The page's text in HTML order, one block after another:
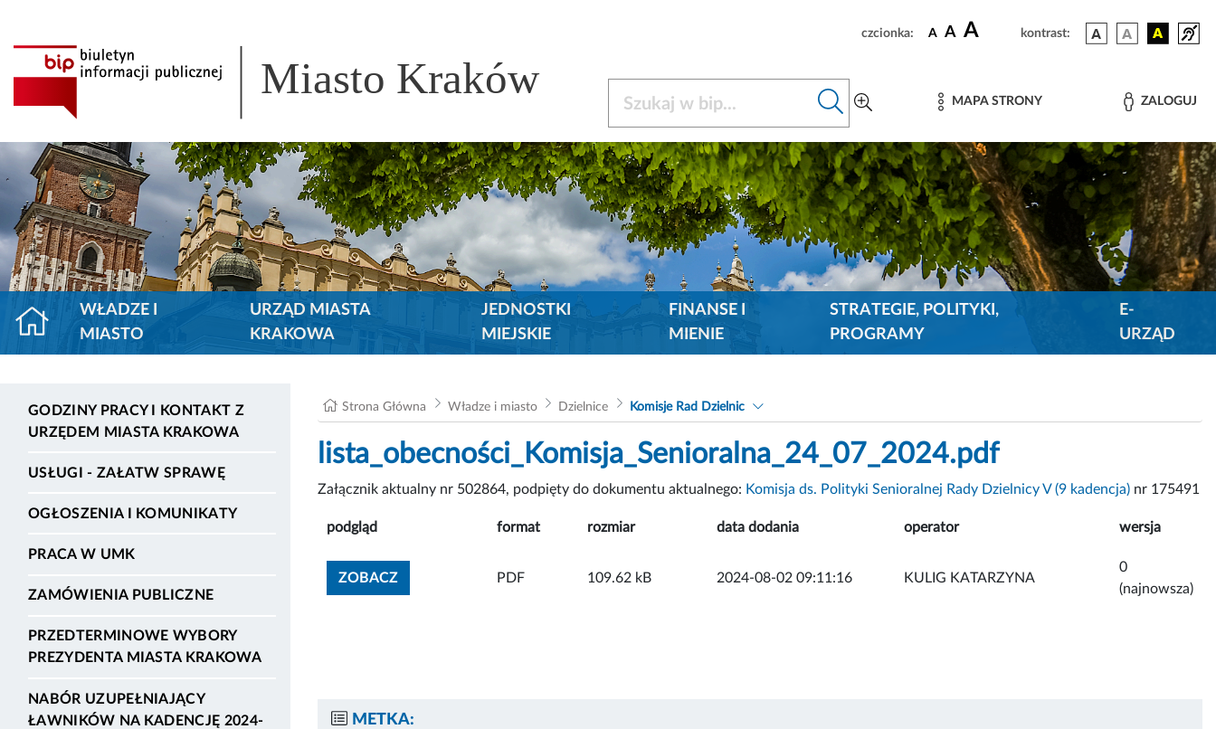
czcionka: A A A kontrast:
Miasto Kraków MAPA STRONY ZALOGUJ
WŁADZE I
MIASTO
URZĄD MIASTA
KRAKOWA
JEDNOSTKI
MIEJSKIE
FINANSE I
MIENIE
STRATEGIE, POLITYKI,
PROGRAMY
E-
URZĄD
GODZINY PRACY I KONTAKT Z
URZĘDEM MIASTA KRAKOWA
USŁUGI - ZAŁATW SPRAWĘ
OGŁOSZENIA I KOMUNIKATY
PRACA W UMK
ZAMÓWIENIA PUBLICZNE
PRZEDTERMINOWE WYBORY
PREZYDENTA MIASTA KRAKOWA
NABÓR UZUPEŁNIAJĄCY
ŁAWNIKÓW NA KADENCJĘ 2024-
Strona Główna Władze i miasto Dzielnice Komisje Rad Dzielnic
lista_obecności_Komisja_Senioralna_24_07_2024.pdf
Załącznik aktualny nr 502864, podpięty do dokumentu aktualnego: Komisja ds. Polityki Senioralnej Rady Dzielnicy V (9 kadencja) nr 175491
podgląd format rozmiar data dodania operator wersja
ZOBACZZOBACZ ZAŁĄCZNIK
PDF 109.62 kB 2024-08-02 09:11:16 KULIG KATARZYNA
0
(najnowsza)
METKA: